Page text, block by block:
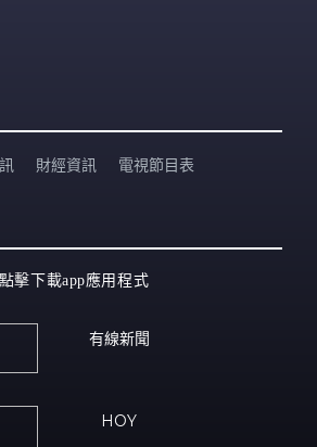
財經資訊 電視節目表
點擊下載app應用程式
有線新聞
HOY